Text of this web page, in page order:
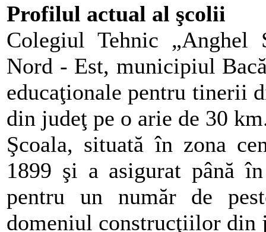
Profilul actual al şcolii
Colegiul Tehnic „Anghel
Nord - Est, municipiul
educaţionale pentru tinerii
din judeţ pe o arie de 30
Şcoala, situată în zona
1899 şi a asigurat până
pentru un număr de
domeniul construcţiilor din